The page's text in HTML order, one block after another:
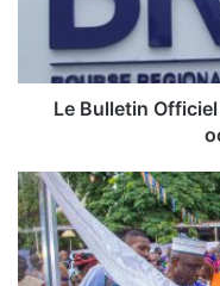
t
f
f
i
c
i
Le Bulletin
S
a
l
o